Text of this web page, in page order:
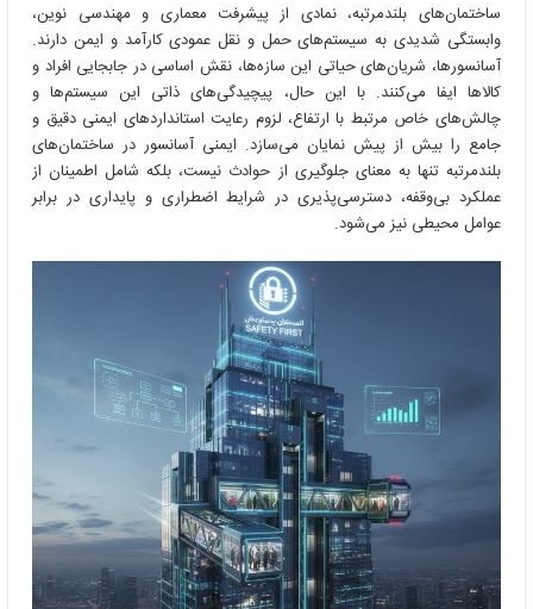
ساختمان‌های بلندمرتبه، نمادی از پیشرفت معماری و مهندسی نوین،
وابستگی شدیدی به سیستم‌های حمل و نقل عمودی کارآمد و ایمن دارند.
آسانسورها، شریان‌های حیاتی این سازه‌ها، نقش اساسی در جابجایی افراد و
کالاها ایفا می‌کنند. با این حال، پیچیدگی‌های ذاتی این سیستم‌ها و
چالش‌های خاص مرتبط با ارتفاع، لزوم رعایت استانداردهای ایمنی دقیق و
جامع را بیش از پیش نمایان می‌سازد. ایمنی آسانسور در ساختمان‌های
بلندمرتبه تنها به معنای جلوگیری از حوادث نیست، بلکه شامل اطمینان از
عملکرد بی‌وقفه، دسترسی‌پذیری در شرایط اضطراری و پایداری در برابر
عوامل محیطی نیز می‌شود.